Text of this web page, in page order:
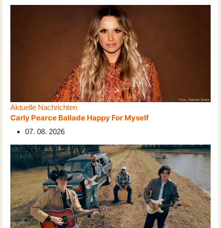
Aktuelle Nachrichten
Carly Pearce Ballade Happy For Myself
07. 08. 2026